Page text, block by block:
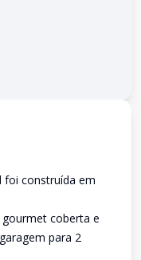
foi construída em
coberta e
para 2